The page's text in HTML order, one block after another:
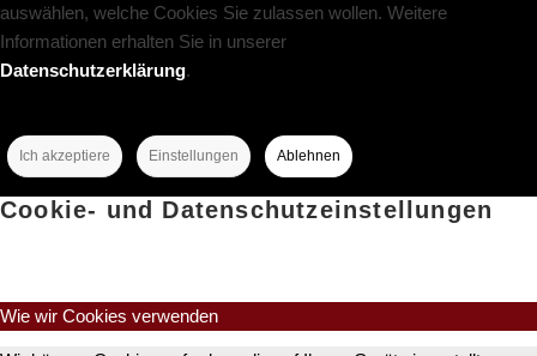
auswählen, welche Cookies Sie zulassen wollen. Weitere
Informationen erhalten Sie in unserer
Datenschutzerklärung.
Ich akzeptiere Einstellungen Ablehnen
Cookie- und Datenschutzeinstellungen
Wie wir Cookies verwenden